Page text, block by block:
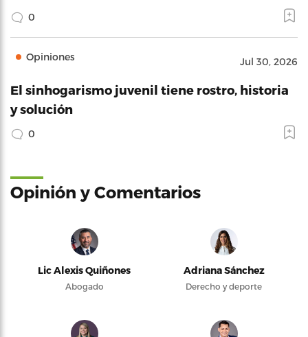
0
Opiniones Jul 30, 2026
El sinhogarismo juvenil tiene rostro, historia
y solución
0
Opinión y Comentarios
Lic Alexis Quiñones
Abogado
Adriana Sánchez
Derecho y deporte